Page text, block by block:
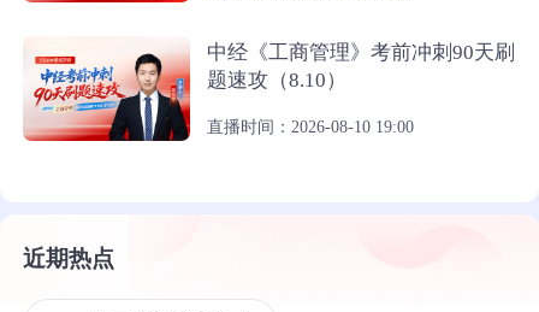
中经《工商管理》考前冲刺90天刷
题速攻（8.10）
直播时间：2026-08-10 19:00
近期热点